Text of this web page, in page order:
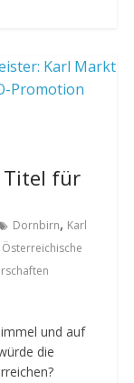
Titel für
Dornbirn, Karl
Österreichische
und auf
die